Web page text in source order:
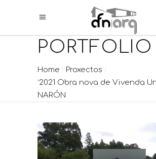
PORTFOLIO
Home
Proxectos
‘2021 Obra nova de Vivenda
NARÓN